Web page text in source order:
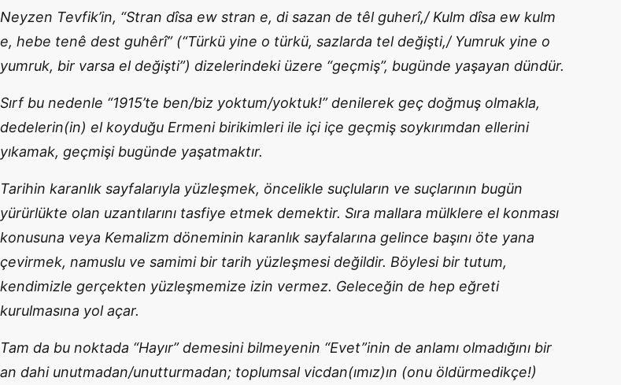
Neyzen Tevfik’in, “Stran dîsa ew stran e, di sazan de têl guherî,/ Kulm dîsa ew kulm
e, hebe tenê dest guhêrî” (“Türkü yine o türkü, sazlarda tel değişti,/ Yumruk yine o
yumruk, bir varsa el değişti”) dizelerindeki üzere “geçmiş”, bugünde yaşayan dündür.
Sırf bu nedenle “1915’te ben/biz yoktum/yoktuk!” denilerek geç doğmuş olmakla,
dedelerin(in) el koyduğu Ermeni birikimleri ile içi içe geçmiş soykırımdan ellerini
yıkamak, geçmişi bugünde yaşatmaktır.
Tarihin karanlık sayfalarıyla yüzleşmek, öncelikle suçluların ve suçlarının bugün
yürürlükte olan uzantılarını tasfiye etmek demektir. Sıra mallara mülklere el konması
konusuna veya Kemalizm döneminin karanlık sayfalarına gelince başını öte yana
çevirmek, namuslu ve samimi bir tarih yüzleşmesi değildir. Böylesi bir tutum,
kendimizle gerçekten yüzleşmemize izin vermez. Geleceğin de hep eğreti
kurulmasına yol açar.
Tam da bu noktada “Hayır” demesini bilmeyenin “Evet”inin de anlamı olmadığını bir
an dahi unutmadan/unutturmadan; toplumsal vicdan(ımız)ın (onu öldürmedikçe!)